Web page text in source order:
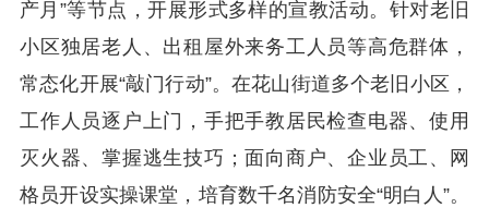
产月”等节点，开展形式多样的宣教活动。针对老旧
小区独居老人、出租屋外来务工人员等高危群体，
常态化开展“敲门行动”。在花山街道多个老旧小区，
工作人员逐户上门，手把手教居民检查电器、使用
灭火器、掌握逃生技巧；面向商户、企业员工、网
格员开设实操课堂，培育数千名消防安全“明白人”。